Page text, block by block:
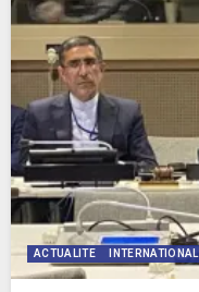
ACTUALITE INTERNATIONAL